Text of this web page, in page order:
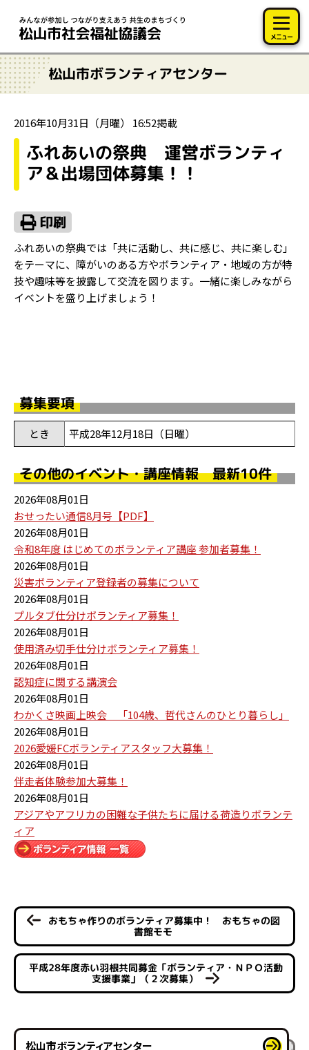
メニュー
松山市ボランティアセンター
2016年10月31日（月曜） 16:52掲載
ふれあいの祭典 運営ボランティ
ア＆出場団体募集！！
ふれあいの祭典では「共に活動し、共に感じ、共に楽しむ」
をテーマに、障がいのある方やボランティア・地域の方が特
技や趣味等を披露して交流を図ります。一緒に楽しみながら
イベントを盛り上げましょう！
募集要項
とき 平成28年12月18日（日曜）
その他のイベント・講座情報 最新10件
2026年08月01日
おせったい通信8月号【PDF】
2026年08月01日
令和8年度 はじめてのボランティア講座 参加者募集！
2026年08月01日
災害ボランティア登録者の募集について
2026年08月01日
プルタブ仕分けボランティア募集！
2026年08月01日
使用済み切手仕分けボランティア募集！
2026年08月01日
認知症に関する講演会
2026年08月01日
わかくさ映画上映会 「104歳、哲代さんのひとり暮らし」
2026年08月01日
2026愛媛FCボランティアスタッフ大募集！
2026年08月01日
伴走者体験参加大募集！
2026年08月01日
アジアやアフリカの困難な子供たちに届ける荷造りボランテ
ィア
おもちゃ作りのボランティア募集中！ おもちゃの図
書館モモ
平成28年度赤い羽根共同募金「ボランティア・ＮＰＯ活動
支援事業」（２次募集）
松山市ボランティアセンター